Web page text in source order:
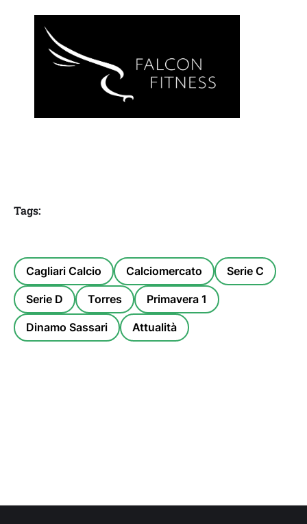
Tags:
Cagliari Calcio Calciomercato Serie C
Serie D Torres Primavera 1
Dinamo Sassari Attualità